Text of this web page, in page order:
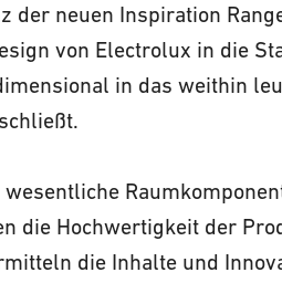
der neuen Inspiration
von Electrolux in die
in das weithin
die Hochwertigkeit der
die Inhalte und